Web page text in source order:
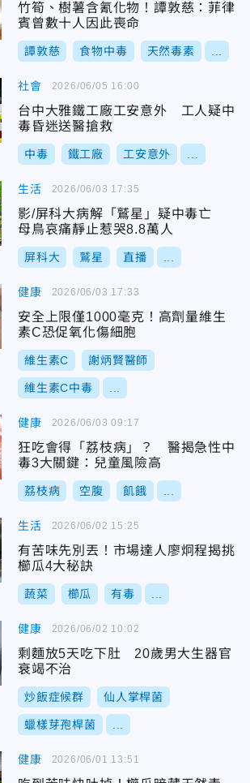
竹筍、樹薯含氰化物！譚敦慈：菲律
賓曾數十人因此喪命
譚敦慈 食物中毒 天然毒素
社會
台中大雅鐵工廠工安意外 工人疑中
毒昏迷送醫搶救
中毒 鐵工廠 工安意外
2026/06/05 16:00
生活
影/屏科大病解「鷲星」疑中毒亡
母鳥哀痛靜止惹哭8.8萬人
屏科大 鷲星 直播
2026/06/03 17:35
健康
安全上限僅1000毫克！高劑量維生
素C恐促氧化傷細胞
維生素C 謝炳賢醫師
維生素C中毒
2026/06/03 17:33
健康
狂吃會得「荔枝病」？ 醫揭急性中
毒3大關鍵：兒童風險高
荔枝病 空腹 飢餓
2026/06/03 09:17
生活
有苦味先別丟！市場達人廖炯程揭挑
櫛瓜4大秘訣
蔬菜 櫛瓜 有毒
2026/06/02 15:25
健康
剩麵放5天吃下肚 20歲男大生器官
衰竭不治
炒飯症候群 仙人掌桿菌
蠟樣芽孢桿菌
2026/06/02 10:02
健康 2026/06/01 13:51